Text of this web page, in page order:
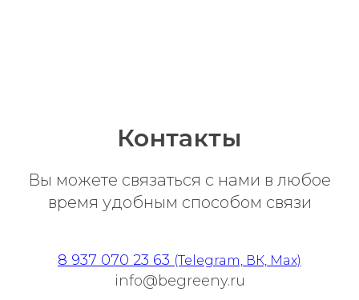
Контакты
Вы можете связаться с нами в любое
время удобным способом связи
8 937 070 23 63 (Telegram, ВК, Max)
info@begreeny.ru